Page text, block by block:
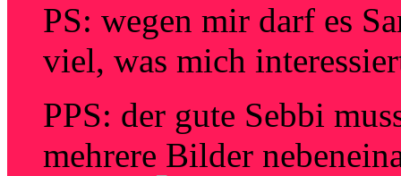
PS: wegen mir darf es
viel, was mich
PPS: der gute Sebbi
mehrere Bilder